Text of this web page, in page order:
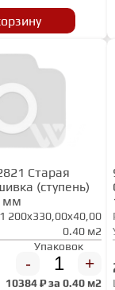
Старая
(ступень)
мм
1 200x330,00x40,00
0.40 м2
Упаковок
- +
10384₽ за0.40 м2